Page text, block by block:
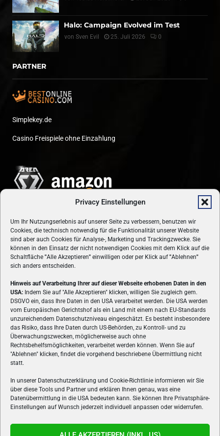
Privacy Einstellungen
Um Ihr Nutzungserlebnis auf unserer Seite zu verbessern, benutzen wir
Cookies, die technisch notwendig für die Funktionalität unserer Website
sind aber auch Cookies für Analyse-, Marketing und Trackingzwecke. Sie
können in den Einsatz der nicht notwendigen Cookies mit dem Klick auf die
Schaltfläche "Alle Akzeptieren" einwilligen oder per Klick auf"Ablehnen"
sich anders entscheiden.
Hinweis auf Verarbeitung Ihrer auf dieser Webseite erhobenen Daten in den
USA: Indem Sie auf "Alle Akzeptieren" klicken, willigen Sie zugleich gem.
DSGVO ein, dass Ihre Daten in den USA verarbeitet werden. Die USA werden
vom Europäischen Gerichtshof als ein Land mit einem nach EU-Standards
unzureichendem Datenschutzniveau eingeschätzt. Es besteht insbesondere
das Risiko, dass Ihre Daten durch US-Behörden, zu Kontroll- und zu
Überwachungszwecken, möglicherweise auch ohne
Rechtsbehelfsmöglichkeiten, verarbeitet werden können. Wenn Sie auf
"Ablehnen" klicken, findet die vorgehend beschriebene Übermittlung nicht
statt.
In unserer Datenschutzerklärung und Cookie-Richtlinie informieren wir Sie
über diese Tools und Partner und erklären Ihnen genau, was eine
Datenübermittlung in die USA bedeuten kann. Sie können Ihre Privatsphäre-
Einstellungen auf Wunsch jederzeit individuell anpassen oder widerrufen.
Halo: Campaign Evolved im Test
von Sven Evil 25. Juli 2026 0
PARTNER
Simplekey.de
Casino Freispiele ohne Einzahlung
ÜBER UNS
VON GAMERN, FÜR GAMER! Gamers.at ist das älteste Online-
Spielemagazin Österreichs und bringt täglich aktuelle News,
Reviews und Videos zu PC- und Konsolenspielen, Gaming-
Hardware und aus der Welt des e-Sport's.
FOLGE UNS